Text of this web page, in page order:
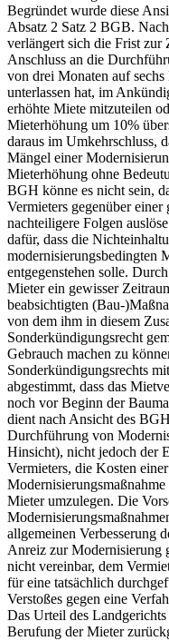
Begründet wurde diese
Absatz 2 Satz 2 BGB.
verlängert sich die Frist
Anschluss an die
von drei Monaten auf
unterlassen hat, im
erhöhte Miete mitzuteilen
Mieterhöhung um 10%
daraus im Umkehrschluss,
Mängel einer
Mieterhöhung ohne
BGH könne es nicht sein,
Vermieters gegenüber
nachteiligere Folgen
dafür, dass die
modernisierungsbedingten
entgegenstehen solle.
Mieter ein gewisser
beabsichtigten (Bau-
von dem ihm in diesem
Sonderkündigungsrecht
Gebrauch machen zu
Sonderkündigungsrechts
abgestimmt, dass das
noch vor Beginn der
dient nach Ansicht des
Durchführung von
Hinsicht), nicht jedoch der
Vermieters, die Kosten
Mieter umzulegen. Die
allgemeinen Verbesserung
Anreiz zur Modernisierung
nicht vereinbar, dem
für eine tatsächlich
Verstoßes gegen eine
Das Urteil des
Berufung der Mieter